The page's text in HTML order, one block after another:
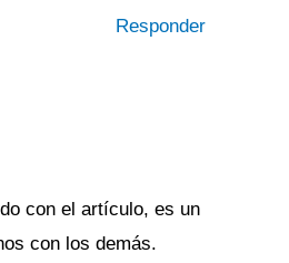
Responder
con el artículo, es un
con los demás.